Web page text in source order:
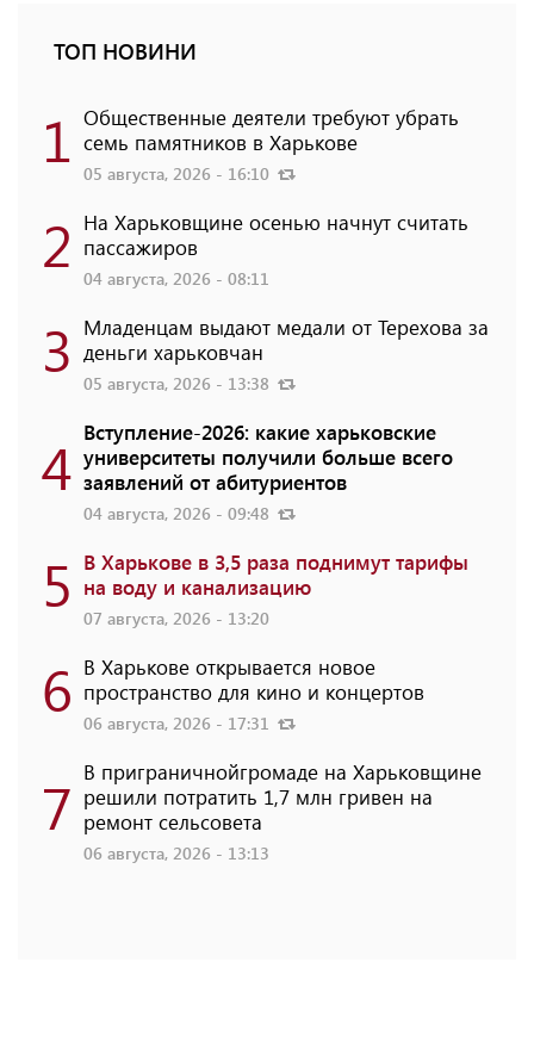
ТОП НОВИНИ
1 Общественные деятели требуют убрать
семь памятников в Харькове
05 августа, 2026 - 16:10
2 На Харьковщине осенью начнут считать
пассажиров
04 августа, 2026 - 08:11
3 Младенцам выдают медали от Терехова за
деньги харьковчан
05 августа, 2026 - 13:38
4 Вступление-2026: какие харьковские
университеты получили больше всего
заявлений от абитуриентов
04 августа, 2026 - 09:48
5 В Харькове в 3,5 раза поднимут тарифы
на воду и канализацию
07 августа, 2026 - 13:20
6 В Харькове открывается новое
пространство для кино и концертов
06 августа, 2026 - 17:31
7 В приграничнойгромаде на Харьковщине
решили потратить 1,7 млн ​​гривен на
ремонт сельсовета
06 августа, 2026 - 13:13